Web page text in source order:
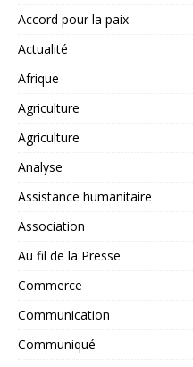
Accord pour la paix
Actualité
Afrique
Agriculture
Agriculture
Analyse
Assistance humanitaire
Association
Au fil de la Presse
Commerce
Communication
Communiqué